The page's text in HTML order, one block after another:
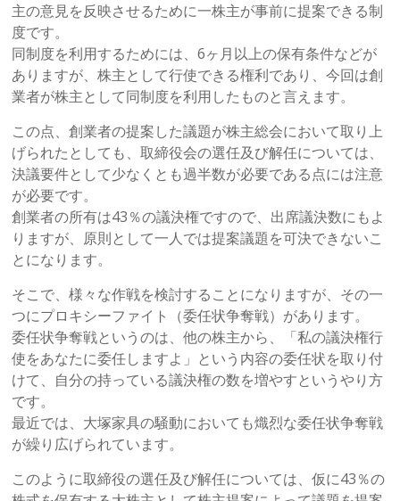
主の意見を反映させるために一株主が事前に提案できる制
度です。
同制度を利用するためには、6ヶ月以上の保有条件などが
ありますが、株主として行使できる権利であり、今回は創
業者が株主として同制度を利用したものと言えます。
この点、創業者の提案した議題が株主総会において取り上
げられたとしても、取締役会の選任及び解任については、
決議要件として少なくとも過半数が必要である点には注意
が必要です。
創業者の所有は43％の議決権ですので、出席議決数にもよ
りますが、原則として一人では提案議題を可決できないこ
とになります。
そこで、様々な作戦を検討することになりますが、その一
つにプロキシーファイト（委任状争奪戦）があります。
委任状争奪戦というのは、他の株主から、「私の議決権行
使をあなたに委任しますよ」という内容の委任状を取り付
けて、自分の持っている議決権の数を増やすというやり方
です。
最近では、大塚家具の騒動においても熾烈な委任状争奪戦
が繰り広げられています。
このように取締役の選任及び解任については、仮に43％の